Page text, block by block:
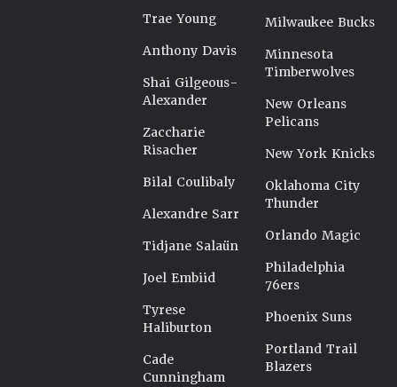
Trae Young
Anthony Davis
Shai Gilgeous-
Alexander
Zaccharie
Risacher
Bilal Coulibaly
Alexandre Sarr
Tidjane Salaün
Joel Embiid
Tyrese
Haliburton
Cade
Cunningham
Milwaukee Bucks
Minnesota
Timberwolves
New Orleans
Pelicans
New York Knicks
Oklahoma City
Thunder
Orlando Magic
Philadelphia
76ers
Phoenix Suns
Portland Trail
Blazers